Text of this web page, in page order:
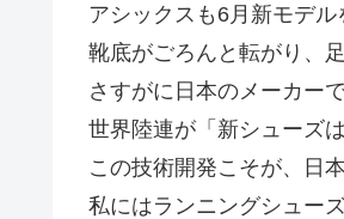
アシックスも6月新モデル
靴底がごろんと転がり、
さすがに日本のメーカー
世界陸連が「新シューズ
この技術開発こそが、日
私にはランニングシュー